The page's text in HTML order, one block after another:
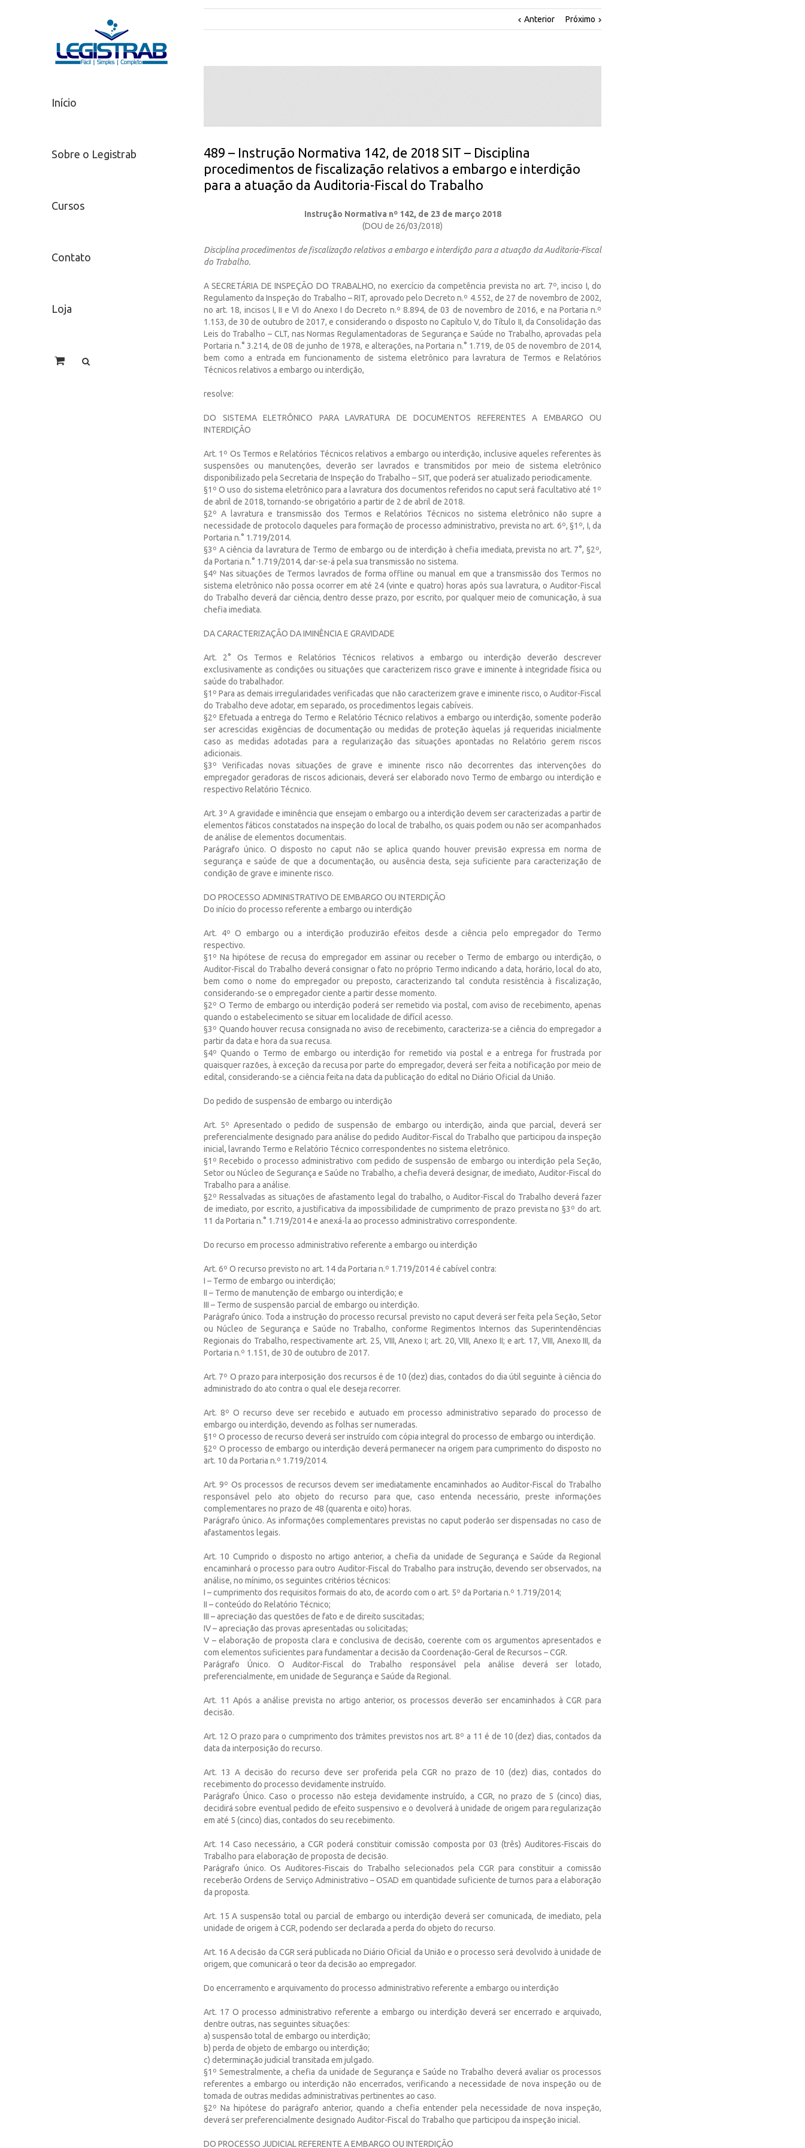
Início
Sobre o Legistrab
Cursos
Contato
Loja
Anterior Próximo
489 – Instrução Normativa 142, de 2018 SIT – Disciplina
procedimentos de fiscalização relativos a embargo e interdição
para a atuação da Auditoria-Fiscal do Trabalho
Instrução Normativa nº 142, de 23 de março 2018
(DOU de 26/03/2018)
Disciplina procedimentos de fiscalização relativos a embargo e interdição para a atuação da Auditoria-Fiscal
do Trabalho.
A SECRETÁRIA DE INSPEÇÃO DO TRABALHO, no exercício da competência prevista no art. 7º, inciso I, do
Regulamento da Inspeção do Trabalho – RIT, aprovado pelo Decreto n.º 4.552, de 27 de novembro de 2002,
no art. 18, incisos I, II e VI do Anexo I do Decreto n.º 8.894, de 03 de novembro de 2016, e na Portaria n.º
1.153, de 30 de outubro de 2017, e considerando o disposto no Capítulo V, do Título II, da Consolidação das
Leis do Trabalho – CLT, nas Normas Regulamentadoras de Segurança e Saúde no Trabalho, aprovadas pela
Portaria n.° 3.214, de 08 de junho de 1978, e alterações, na Portaria n.° 1.719, de 05 de novembro de 2014,
bem como a entrada em funcionamento de sistema eletrônico para lavratura de Termos e Relatórios
Técnicos relativos a embargo ou interdição,
resolve:
DO SISTEMA ELETRÔNICO PARA LAVRATURA DE DOCUMENTOS REFERENTES A EMBARGO OU
INTERDIÇÃO
Art. 1º Os Termos e Relatórios Técnicos relativos a embargo ou interdição, inclusive aqueles referentes às
suspensões ou manutenções, deverão ser lavrados e transmitidos por meio de sistema eletrônico
disponibilizado pela Secretaria de Inspeção do Trabalho – SIT, que poderá ser atualizado periodicamente.
§1º O uso do sistema eletrônico para a lavratura dos documentos referidos no caput será facultativo até 1º
de abril de 2018, tornando-se obrigatório a partir de 2 de abril de 2018.
§2º A lavratura e transmissão dos Termos e Relatórios Técnicos no sistema eletrônico não supre a
necessidade de protocolo daqueles para formação de processo administrativo, prevista no art. 6º, §1º, I, da
Portaria n.° 1.719/2014.
§3º A ciência da lavratura de Termo de embargo ou de interdição à chefia imediata, prevista no art. 7°, §2º,
da Portaria n.° 1.719/2014, dar-se-á pela sua transmissão no sistema.
§4º Nas situações de Termos lavrados de forma offline ou manual em que a transmissão dos Termos no
sistema eletrônico não possa ocorrer em até 24 (vinte e quatro) horas após sua lavratura, o Auditor-Fiscal
do Trabalho deverá dar ciência, dentro desse prazo, por escrito, por qualquer meio de comunicação, à sua
chefia imediata.
DA CARACTERIZAÇÃO DA IMINÊNCIA E GRAVIDADE
Art. 2° Os Termos e Relatórios Técnicos relativos a embargo ou interdição deverão descrever
exclusivamente as condições ou situações que caracterizem risco grave e iminente à integridade física ou
saúde do trabalhador.
§1º Para as demais irregularidades verificadas que não caracterizem grave e iminente risco, o Auditor-Fiscal
do Trabalho deve adotar, em separado, os procedimentos legais cabíveis.
§2º Efetuada a entrega do Termo e Relatório Técnico relativos a embargo ou interdição, somente poderão
ser acrescidas exigências de documentação ou medidas de proteção àquelas já requeridas inicialmente
caso as medidas adotadas para a regularização das situações apontadas no Relatório gerem riscos
adicionais.
§3º Verificadas novas situações de grave e iminente risco não decorrentes das intervenções do
empregador geradoras de riscos adicionais, deverá ser elaborado novo Termo de embargo ou interdição e
respectivo Relatório Técnico.
Art. 3º A gravidade e iminência que ensejam o embargo ou a interdição devem ser caracterizadas a partir de
elementos fáticos constatados na inspeção do local de trabalho, os quais podem ou não ser acompanhados
de análise de elementos documentais.
Parágrafo único. O disposto no caput não se aplica quando houver previsão expressa em norma de
segurança e saúde de que a documentação, ou ausência desta, seja suficiente para caracterização de
condição de grave e iminente risco.
DO PROCESSO ADMINISTRATIVO DE EMBARGO OU INTERDIÇÃO
Do início do processo referente a embargo ou interdição
Art. 4º O embargo ou a interdição produzirão efeitos desde a ciência pelo empregador do Termo
respectivo.
§1º Na hipótese de recusa do empregador em assinar ou receber o Termo de embargo ou interdição, o
Auditor-Fiscal do Trabalho deverá consignar o fato no próprio Termo indicando a data, horário, local do ato,
bem como o nome do empregador ou preposto, caracterizando tal conduta resistência à fiscalização,
considerando-se o empregador ciente a partir desse momento.
§2º O Termo de embargo ou interdição poderá ser remetido via postal, com aviso de recebimento, apenas
quando o estabelecimento se situar em localidade de difícil acesso.
§3º Quando houver recusa consignada no aviso de recebimento, caracteriza-se a ciência do empregador a
partir da data e hora da sua recusa.
§4º Quando o Termo de embargo ou interdição for remetido via postal e a entrega for frustrada por
quaisquer razões, à exceção da recusa por parte do empregador, deverá ser feita a notificação por meio de
edital, considerando-se a ciência feita na data da publicação do edital no Diário Oficial da União.
Do pedido de suspensão de embargo ou interdição
Art. 5º Apresentado o pedido de suspensão de embargo ou interdição, ainda que parcial, deverá ser
preferencialmente designado para análise do pedido Auditor-Fiscal do Trabalho que participou da inspeção
inicial, lavrando Termo e Relatório Técnico correspondentes no sistema eletrônico.
§1º Recebido o processo administrativo com pedido de suspensão de embargo ou interdição pela Seção,
Setor ou Núcleo de Segurança e Saúde no Trabalho, a chefia deverá designar, de imediato, Auditor-Fiscal do
Trabalho para a análise.
§2º Ressalvadas as situações de afastamento legal do trabalho, o Auditor-Fiscal do Trabalho deverá fazer
de imediato, por escrito, a justificativa da impossibilidade de cumprimento de prazo prevista no §3º do art.
11 da Portaria n.° 1.719/2014 e anexá-la ao processo administrativo correspondente.
Do recurso em processo administrativo referente a embargo ou interdição
Art. 6º O recurso previsto no art. 14 da Portaria n.º 1.719/2014 é cabível contra:
I – Termo de embargo ou interdição;
II – Termo de manutenção de embargo ou interdição; e
III – Termo de suspensão parcial de embargo ou interdição.
Parágrafo único. Toda a instrução do processo recursal previsto no caput deverá ser feita pela Seção, Setor
ou Núcleo de Segurança e Saúde no Trabalho, conforme Regimentos Internos das Superintendências
Regionais do Trabalho, respectivamente art. 25, VIII, Anexo I; art. 20, VIII, Anexo II; e art. 17, VIII, Anexo III, da
Portaria n.º 1.151, de 30 de outubro de 2017.
Art. 7º O prazo para interposição dos recursos é de 10 (dez) dias, contados do dia útil seguinte à ciência do
administrado do ato contra o qual ele deseja recorrer.
Art. 8º O recurso deve ser recebido e autuado em processo administrativo separado do processo de
embargo ou interdição, devendo as folhas ser numeradas.
§1º O processo de recurso deverá ser instruído com cópia integral do processo de embargo ou interdição.
§2º O processo de embargo ou interdição deverá permanecer na origem para cumprimento do disposto no
art. 10 da Portaria n.º 1.719/2014.
Art. 9º Os processos de recursos devem ser imediatamente encaminhados ao Auditor-Fiscal do Trabalho
responsável pelo ato objeto do recurso para que, caso entenda necessário, preste informações
complementares no prazo de 48 (quarenta e oito) horas.
Parágrafo único. As informações complementares previstas no caput poderão ser dispensadas no caso de
afastamentos legais.
Art. 10 Cumprido o disposto no artigo anterior, a chefia da unidade de Segurança e Saúde da Regional
encaminhará o processo para outro Auditor-Fiscal do Trabalho para instrução, devendo ser observados, na
análise, no mínimo, os seguintes critérios técnicos:
I – cumprimento dos requisitos formais do ato, de acordo com o art. 5º da Portaria n.º 1.719/2014;
II – conteúdo do Relatório Técnico;
III – apreciação das questões de fato e de direito suscitadas;
IV – apreciação das provas apresentadas ou solicitadas;
V – elaboração de proposta clara e conclusiva de decisão, coerente com os argumentos apresentados e
com elementos suficientes para fundamentar a decisão da Coordenação-Geral de Recursos – CGR.
Parágrafo Único. O Auditor-Fiscal do Trabalho responsável pela análise deverá ser lotado,
preferencialmente, em unidade de Segurança e Saúde da Regional.
Art. 11 Após a análise prevista no artigo anterior, os processos deverão ser encaminhados à CGR para
decisão.
Art. 12 O prazo para o cumprimento dos trâmites previstos nos art. 8º a 11 é de 10 (dez) dias, contados da
data da interposição do recurso.
Art. 13 A decisão do recurso deve ser proferida pela CGR no prazo de 10 (dez) dias, contados do
recebimento do processo devidamente instruído.
Parágrafo Único. Caso o processo não esteja devidamente instruído, a CGR, no prazo de 5 (cinco) dias,
decidirá sobre eventual pedido de efeito suspensivo e o devolverá à unidade de origem para regularização
em até 5 (cinco) dias, contados do seu recebimento.
Art. 14 Caso necessário, a CGR poderá constituir comissão composta por 03 (três) Auditores-Fiscais do
Trabalho para elaboração de proposta de decisão.
Parágrafo único. Os Auditores-Fiscais do Trabalho selecionados pela CGR para constituir a comissão
receberão Ordens de Serviço Administrativo – OSAD em quantidade suficiente de turnos para a elaboração
da proposta.
Art. 15 A suspensão total ou parcial de embargo ou interdição deverá ser comunicada, de imediato, pela
unidade de origem à CGR, podendo ser declarada a perda do objeto do recurso.
Art. 16 A decisão da CGR será publicada no Diário Oficial da União e o processo será devolvido à unidade de
origem, que comunicará o teor da decisão ao empregador.
Do encerramento e arquivamento do processo administrativo referente a embargo ou interdição
Art. 17 O processo administrativo referente a embargo ou interdição deverá ser encerrado e arquivado,
dentre outras, nas seguintes situações:
a) suspensão total de embargo ou interdição;
b) perda de objeto de embargo ou interdição;
c) determinação judicial transitada em julgado.
§1º Semestralmente, a chefia da unidade de Segurança e Saúde no Trabalho deverá avaliar os processos
referentes a embargo ou interdição não encerrados, verificando a necessidade de nova inspeção ou de
tomada de outras medidas administrativas pertinentes ao caso.
§2º Na hipótese do parágrafo anterior, quando a chefia entender pela necessidade de nova inspeção,
deverá ser preferencialmente designado Auditor-Fiscal do Trabalho que participou da inspeção inicial.
DO PROCESSO JUDICIAL REFERENTE A EMBARGO OU INTERDIÇÃO